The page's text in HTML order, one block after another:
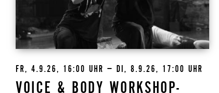
FR, 4.9.26, 16:00 UHR – DI, 8.9.26, 17:00 UHR
VOICE & BODY WORKSHOP-